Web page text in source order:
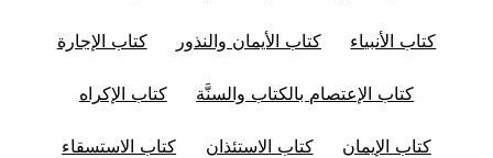
كتاب الأنبياء كتاب الأيمان والنذور كتاب الإجارة
كتاب الإعتصام بالكتاب والسنَّة كتاب الإكراه
كتاب الإيمان كتاب الاستئذان كتاب الاستسقاء